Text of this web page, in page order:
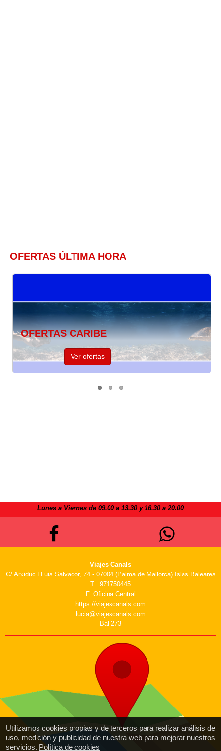
Utilizamos cookies propias y de terceros para realizar análisis de
uso, medición y publicidad de nuestra web para mejorar nuestros
servicios. Política de cookies
OFERTAS ÚLTIMA HORA
OFERTAS CARIBE
Ver ofertas
Lunes a Viernes de 09.00 a 13.30 y 16.30 a 20.00
Viajes Canals
C/ Arxiduc LLuis Salvador, 74.- 07004 (Palma de Mallorca) Islas Baleares
T.: 971750445
F. Oficina Central
https://viajescanals.com
lucia@viajescanals.com
Bal 273